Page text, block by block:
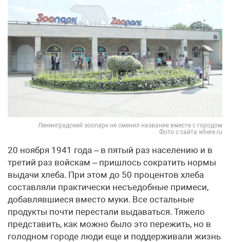
Ленинградский зоопарк не сменил название вместе с городом
Фото с сайта where.ru
20 ноября 1941 года – в пятый раз населению и в
третий раз войскам – пришлось сократить нормы
выдачи хлеба. При этом до 50 процентов хлеба
составляли практически несъедобные примеси,
добавлявшиеся вместо муки. Все остальные
продукты почти перестали выдаваться. Тяжело
представить, как можно было это пережить, но в
голодном городе люди еще и поддерживали жизнь